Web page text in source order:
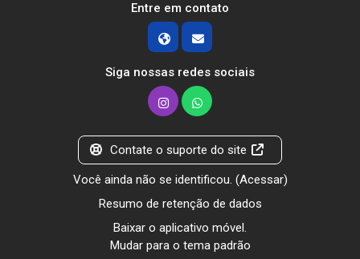
Entre em contato
Siga nossas redes sociais
Contate o suporte do site
Você ainda não se identificou. (Acessar)
Resumo de retenção de dados
Baixar o aplicativo móvel.
Mudar para o tema padrão